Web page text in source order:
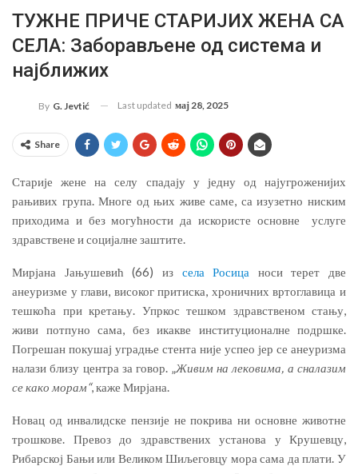
ТУЖНЕ ПРИЧЕ СТАРИЈИХ ЖЕНА СА
СЕЛА: Заборављене од система и
најближих
By G. Jevtić Last updated мај 28, 2025
Share
Старије жене на селу спадају у једну од најугроженијих
рањивих група. Многе од њих живе саме, са изузетно ниским
приходима и без могућности да искористе основне услуге
здравствене и социјалне заштите.
Мирјана Јањушевић (66) из села Росица носи терет две
анеуризме у глави, високог притиска, хроничних вртоглавица и
тешкоћа при кретању. Упркос тешком здравственом стању,
живи потпуно сама, без икакве институционалне подршке.
Погрешан покушај уградње стента није успео јер се анеуризма
налази близу центра за говор. „Живим на лековима, а сналазим
се како морам“, каже Мирјана.
Новац од инвалидске пензије не покрива ни основне животне
трошкове. Превоз до здравствених установа у Крушевцу,
Рибарској Бањи или Великом Шиљеговцу мора сама да плати. У